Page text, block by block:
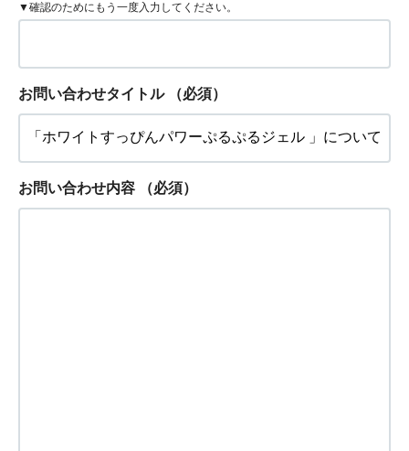
▼確認のためにもう一度入力してください。
お問い合わせタイトル （必須）
お問い合わせ内容 （必須）